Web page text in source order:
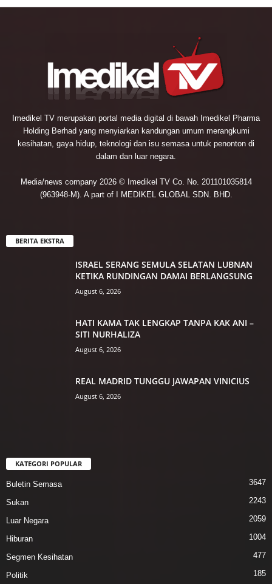
Imedikel TV merupakan portal media digital di bawah Imedikel Pharma
Holding Berhad yang menyiarkan kandungan umum merangkumi
kesihatan, gaya hidup, teknologi dan isu semasa untuk penonton di
dalam dan luar negara.
Media/news company 2026 © Imedikel TV Co. No. 201101035814
(963948-M). A part of I MEDIKEL GLOBAL SDN. BHD.
BERITA EKSTRA
ISRAEL SERANG SEMULA SELATAN LUBNAN
KETIKA RUNDINGAN DAMAI BERLANGSUNG
August 6, 2026
HATI KAMA TAK LENGKAP TANPA KAK ANI –
SITI NURHALIZA
August 6, 2026
REAL MADRID TUNGGU JAWAPAN VINICIUS
August 6, 2026
KATEGORI POPULAR
Buletin Semasa 3647
Sukan 2243
Luar Negara 2059
Hiburan 1004
Segmen Kesihatan 477
Politik 185